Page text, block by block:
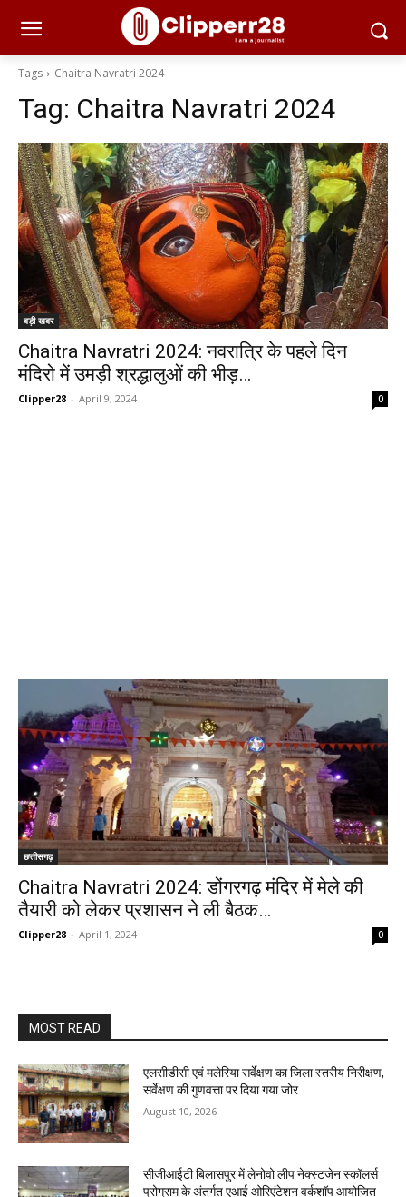
Tags Chaitra Navratri 2024
Tag: Chaitra Navratri 2024
बड़ी खबर
Chaitra Navratri 2024: नवरात्रि के पहले दिन
मंदिरो में उमड़ी श्रद्धालुओं की भीड़…
Clipper28 - April 9, 2024 0
छत्तीसगढ़
Chaitra Navratri 2024: डोंगरगढ़ मंदिर में मेले की
तैयारी को लेकर प्रशासन ने ली बैठक…
Clipper28 - April 1, 2024 0
MOST READ
एलसीडीसी एवं मलेरिया सर्वेक्षण का जिला स्तरीय निरीक्षण,
सर्वेक्षण की गुणवत्ता पर दिया गया जोर
August 10, 2026
सीजीआईटी बिलासपुर में लेनोवो लीप नेक्स्टजेन स्कॉलर्स
प्रोग्राम के अंतर्गत एआई ओरिएंटेशन वर्कशॉप आयोजित